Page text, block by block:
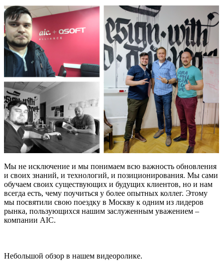
Мы не исключение и мы понимаем всю важность обновления
и своих знаний, и технологий, и позиционирования. Мы сами
обучаем своих существующих и будущих клиентов, но и нам
всегда есть, чему поучиться у более опытных коллег. Этому
мы посвятили свою поездку в Москву к одним из лидеров
рынка, пользующихся нашим заслуженным уважением –
компании AIC.
Небольшой обзор в нашем видеоролике.